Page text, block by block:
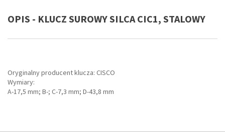
OPIS - KLUCZ SUROWY SILCA CIC1, STALOWY
Oryginalny producent klucza: CISCO
Wymiary:
A-17,5 mm; B-; C-7,3 mm; D-43,8 mm